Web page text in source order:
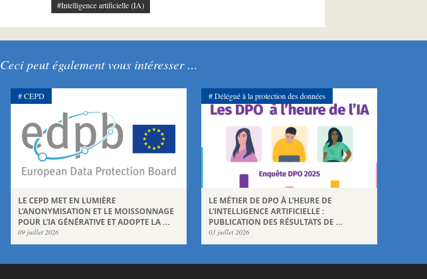
#Intelligence artificielle (IA)
Ceci peut également vous intéresser ...
LE CEPD MET EN LUMIÈRE
L’ANONYMISATION ET LE MOISSONNAGE
POUR L’IA GÉNÉRATIVE ET ADOPTE LA ...
09 juillet 2026
CEPD
LE MÉTIER DE DPO À L’HEURE DE
L’INTELLIGENCE ARTIFICIELLE :
PUBLICATION DES RÉSULTATS DE ...
03 juillet 2026
Délégué à la protection des données